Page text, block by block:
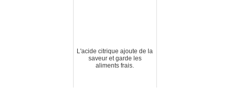
L'acide citrique ajoute de la
saveur et garde les
aliments frais.